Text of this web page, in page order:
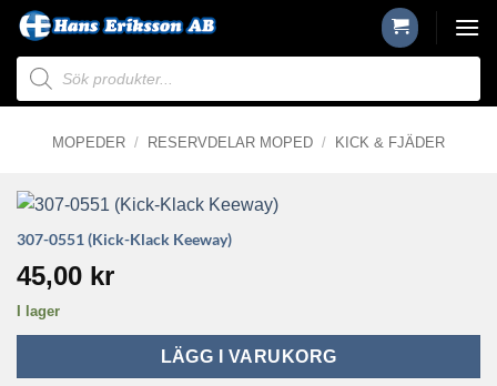
Skip
content
Produktsökning
MOPEDER / RESERVDELAR MOPED / KICK & FJÄDER
307-0551 (Kick-Klack Keeway)
45,00 kr
I lager
LÄGG I VARUKORG